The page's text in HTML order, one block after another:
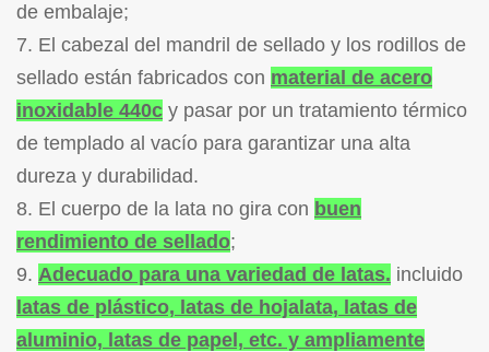
de embalaje;
7. El cabezal del mandril de sellado y los rodillos de
sellado están fabricados con material de acero
inoxidable 440c y pasar por un tratamiento térmico
de templado al vacío para garantizar una alta
dureza y durabilidad.
8. El cuerpo de la lata no gira con buen
rendimiento de sellado;
9. Adecuado para una variedad de latas. incluido
latas de plástico, latas de hojalata, latas de
aluminio, latas de papel, etc. y ampliamente